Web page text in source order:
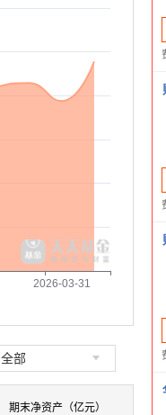
2026-03-31
全部 
期末净资产（亿元）